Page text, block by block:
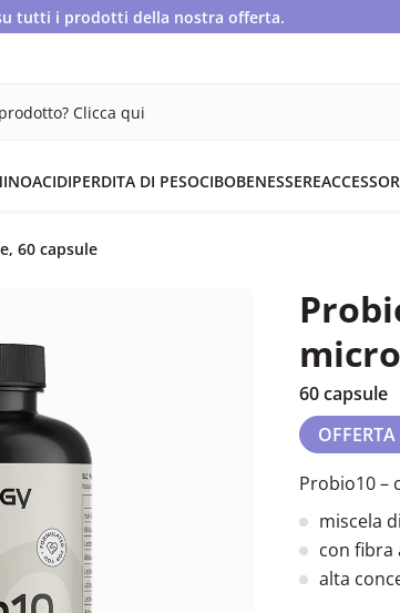
su tutti i prodotti della nostra offerta.
Clicca qui
PERDITA DI PESOCIBOBENESSERE
60 capsule
60 capsule
Probio10 –
miscela
con
alta